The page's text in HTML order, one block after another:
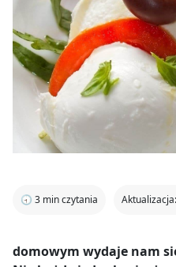
🕣 3 min czytania
domowym wydaje nam